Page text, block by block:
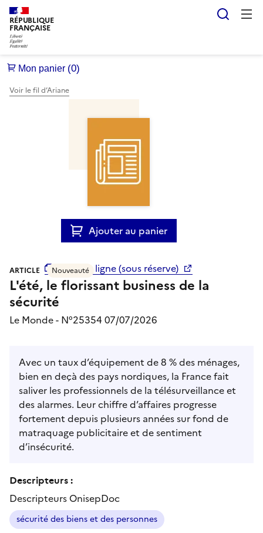
RÉPUBLIQUE
FRANÇAISE
Voir le fil d’Ariane
Ajouter au panier
accès en ligne (sous réserve)
ARTICLE Nouveauté
L'été, le florissant business de la
sécurité
Le Monde - N°25354 07/07/2026
Avec un taux d’équipement de 8 % des ménages,
bien en deçà des pays nordiques, la France fait
saliver les professionnels de la télésurveillance et
des alarmes. Leur chiffre d’affaires progresse
fortement depuis plusieurs années sur fond de
matraquage publicitaire et de sentiment
d’insécurité.
Descripteurs :
Descripteurs OnisepDoc
sécurité des biens et des personnes